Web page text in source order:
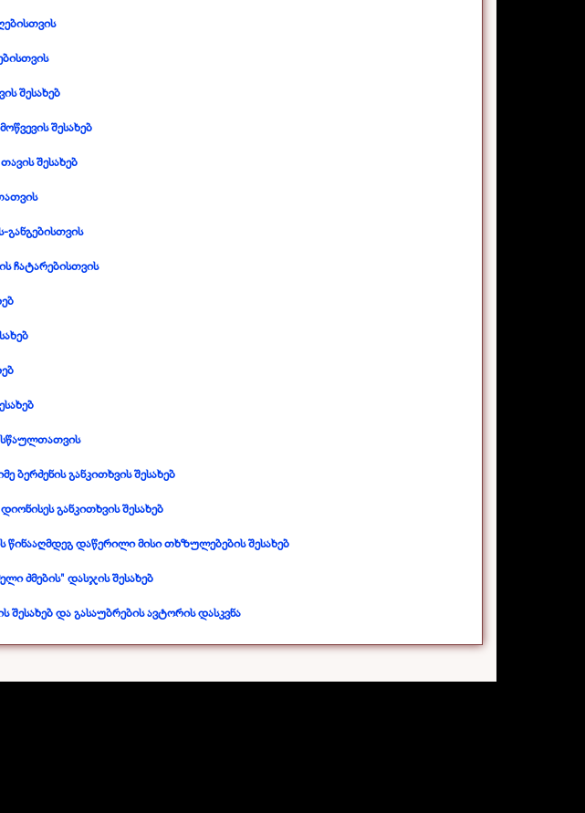
შესახებ
შესახებ
შესახებ
განგებისთვის
ჩატარებისთვის
ბერძენის განკითხვის შესახებ
განკითხვის შესახებ
დაწერილი მისი თხზულებების შესახებ
ძმების" დასჯის შესახებ
და გასაუბრების ავტორის დასკვნა